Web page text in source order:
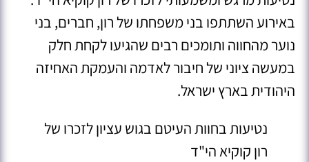
באירוע השתתפו בני משפחתו של רון, חברים, בני
נוער מהחווה ותומכים רבים שהגיעו לקחת חלק
במעשה ציוני של חיבור לאדמה והעמקת האחיזה
היהודית בארץ ישראל.
נטיעות בחוות העיטם בגוש עציון לזכרו של
רון קוקיא הי"ד